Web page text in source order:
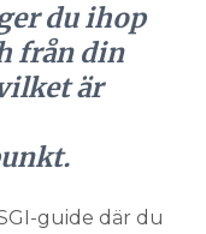
du ihop
från din
är
guide där du